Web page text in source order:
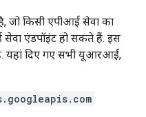
जो किसी एपीआई सेवा का
सेवा एंडपॉइंट हो सकते हैं. इस
यहां दिए गए सभी यूआरआई,